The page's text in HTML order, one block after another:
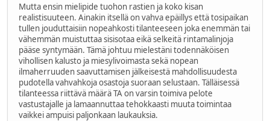
Mutta ensin mielipide tuohon rastien ja koko kisan
realistisuuteen. Ainakin itsellä on vahva epäillys että tosipaikan
tullen jouduttaisiin nopeahkosti tilanteeseen joka enemmän tai
vähemmän muistuttaa sisisotaa eikä selkeitä rintamalinjoja
pääse syntymään. Tämä johtuu mielestäni todennäköisen
vihollisen kalusto ja miesylivoimasta sekä nopean
ilmaherruuden saavuttamisen jälkeisestä mahdollisuudesta
pudotella vahvahkoja osastoja suoraan selustaan. Tälläisessä
tilanteessa riittävä määrä TA on varsin toimiva pelote
vastustajalle ja lamaannuttaa tehokkaasti muuta toimintaa
vaikkei ampuisi paljonkaan laukauksia.